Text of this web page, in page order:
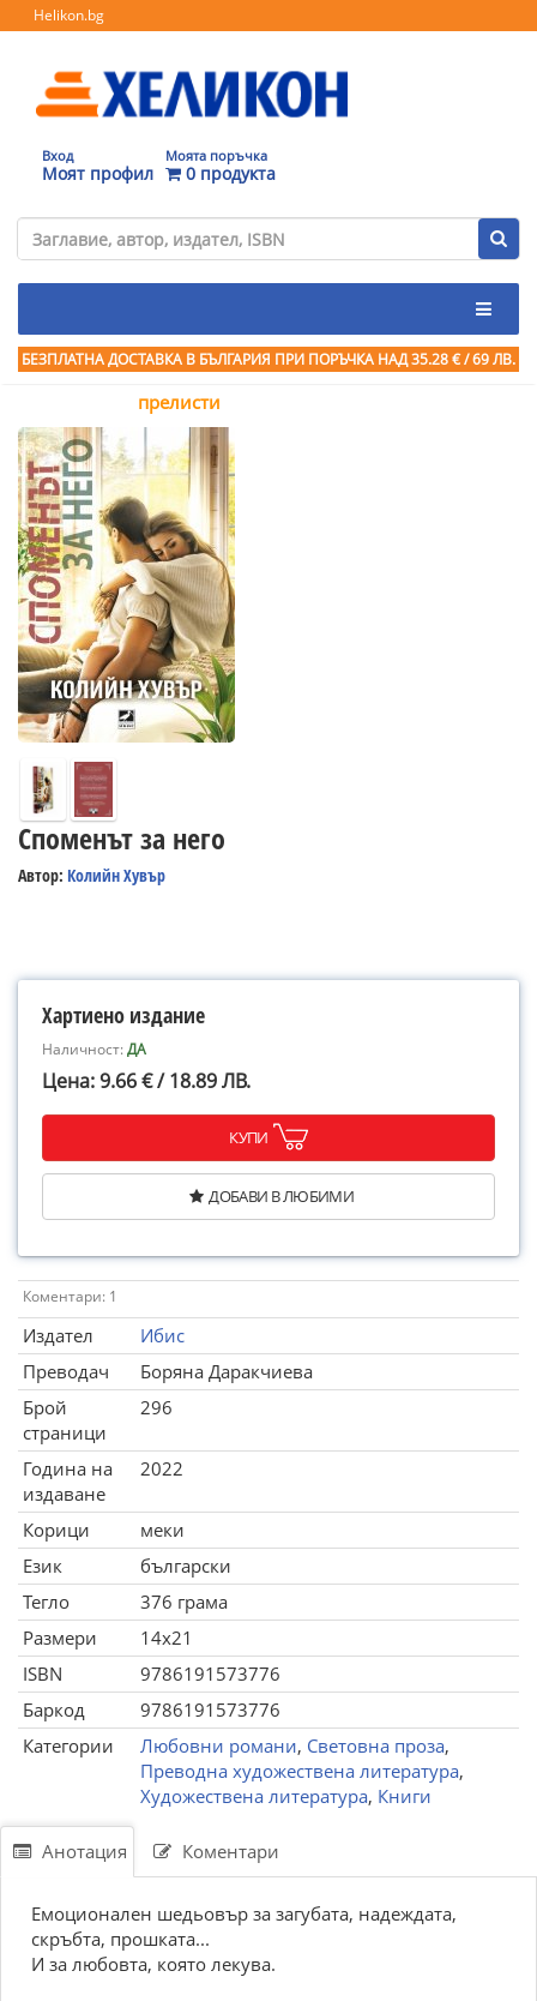
Helikon.bg
Вход
Моят профил
Моята поръчка
0 продукта
БЕЗПЛАТНА ДОСТАВКА В БЪЛГАРИЯ ПРИ ПОРЪЧКА НАД 35.28 € / 69 ЛВ.
прелисти
Споменът за него
Автор: Колийн Хувър
Хартиено издание
Наличност:ДА
Цена: 9.66 € / 18.89 ЛВ.
КУПИ
ДОБАВИ В ЛЮБИМИ
Коментари: 1
Издател
Ибис
Преводач
Боряна Даракчиева
Брой
страници
296
Година на
издаване
2022
Корици
меки
Език
български
Тегло
376 грама
Размери
14x21
ISBN
9786191573776
Баркод
9786191573776
Категории
Любовни романи, Световна проза,
Преводна художествена литература,
Художествена литература, Книги
Анотация Коментари
Емоционален шедьовър за загубата, надеждата,
скръбта, прошката...
И за любовта, която лекува.